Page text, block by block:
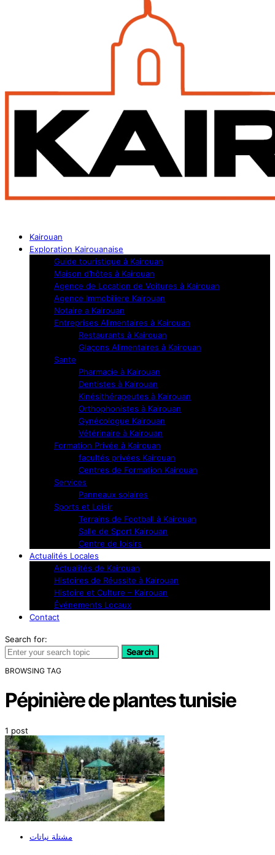
Kairouan
Exploration Kairouanaise
Guide touristique à Kairouan
Maison d’hôtes à Kairouan
Agence de Location de Voitures à Kairouan
Agence Immobiliere Kairouan
Notaire a Kairouan
Entreprises Alimentaires à Kairouan
Restaurants à Kairouan
Glaçons Alimentaires à Kairouan
Sante
Pharmacie à Kairouan
Dentistes à Kairouan
Kinésithérapeutes à Kairouan
Orthophonistes à Kairouan
Gynécologue Kairouan
Vétérinaire à Kairouan
Formation Privée à Kairouan
facultés privées Kairouan
Centres de Formation Kairouan
Services
Panneaux solaires
Sports et Loisir
Terrains de Football à Kairouan
Salle de Sport Kairouan
Centre de loisirs
Actualités Locales
Actualités de Kairouan
Histoires de Réussite à Kairouan
Histoire et Culture – Kairouan
Événements Locaux
Contact
Search for:
Search
BROWSING TAG
Pépinière de plantes tunisie
1 post
مشتلة نباتات